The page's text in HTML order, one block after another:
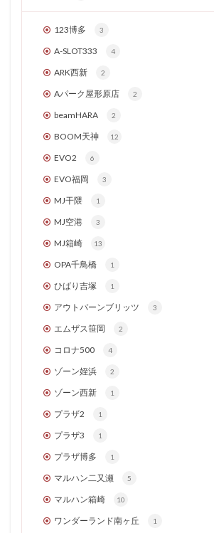
123博多 3
A-SLOT333 4
ARK西新 2
Aパーク屋形原店 2
beamHARA 2
BOOM天神 12
EVO2 6
EVO福岡 3
MJ干隈 1
MJ空港 3
MJ箱崎 13
OPA千鳥橋 1
ひばり吉塚 1
アウトバーンブリッツ 3
エムザス笹岡 2
コロナ500 4
ゾーン姪浜 2
ゾーン西新 1
プラザ2 1
プラザ3 1
プラザ博多 1
マルハン二又瀬 5
マルハン箱崎 10
ワンダーランド南ヶ丘 1